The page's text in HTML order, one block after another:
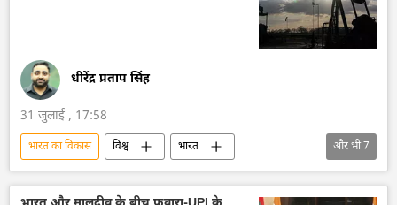
धीरेंद्र प्रताप सिंह
31 जुलाई , 17:58
भारत का विकास विश्व
भारत
आत्मनिर्भर भारत
भारत सरकार
दिल्ली
तेल
तेल उत्पादन
नरेन्द्र मोदी
और भी7